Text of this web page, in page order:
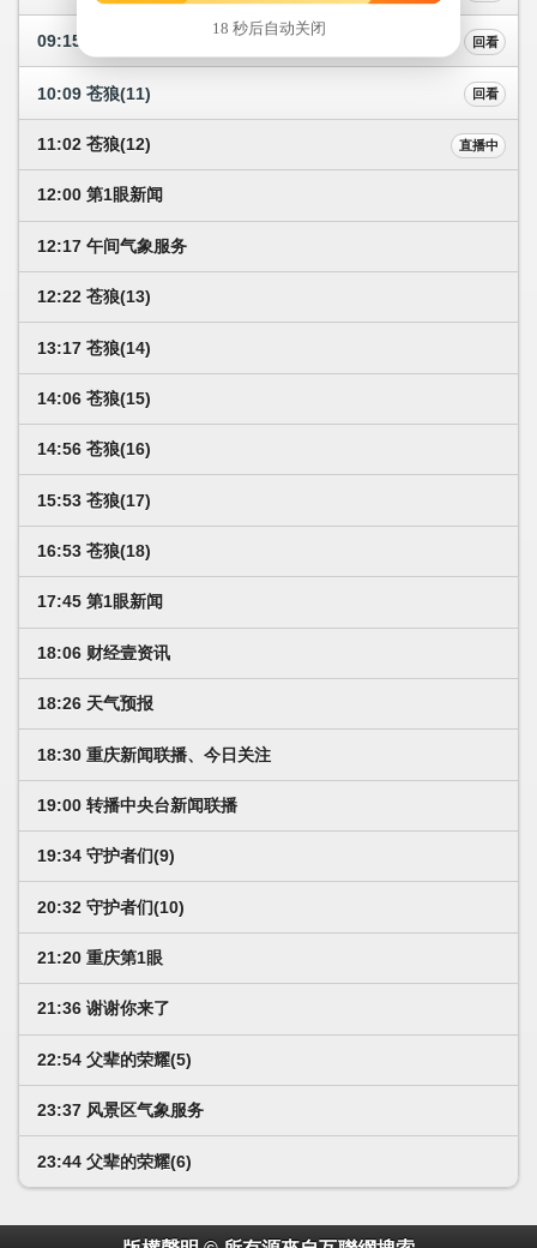
09:15 苍狼(10) 回看
10:09 苍狼(11) 回看
11:02 苍狼(12) 直播中
12:00 第1眼新闻
12:17 午间气象服务
12:22 苍狼(13)
13:17 苍狼(14)
14:06 苍狼(15)
14:56 苍狼(16)
15:53 苍狼(17)
16:53 苍狼(18)
17:45 第1眼新闻
18:06 财经壹资讯
18:26 天气预报
18:30 重庆新闻联播、今日关注
19:00 转播中央台新闻联播
19:34 守护者们(9)
20:32 守护者们(10)
21:20 重庆第1眼
21:36 谢谢你来了
22:54 父辈的荣耀(5)
23:37 风景区气象服务
23:44 父辈的荣耀(6)
17 秒后自动关闭